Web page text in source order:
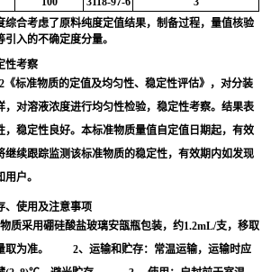
综合考虑了原料纯度定值结果，制备过程，量值核验
入的不确定度分量。
性考察
《标准物质的定值及均匀性、稳定性评估》，对分装
，对溶液浓度进行均匀性检验，稳定性考察。结果表
，稳定性良好。本标准物质量值自定值日期起，有效
继续跟踪监测该标准物质的稳定性，有效期内如发现
户。
、使用及注意事项
质采用硼硅酸盐玻璃安瓿瓶包装，约1.2mL/支，移取
取为准。 2、运输和贮存：常温运输，运输时应